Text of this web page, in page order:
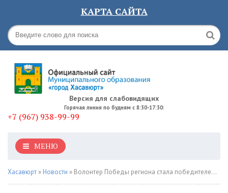
КАРТА САЙТА
Версия для слабовидящих
Горячая линия по будням с 8:30-17:30:
+7 (967) 938-99-99
МЕНЮ
Хасавюрт » Новости » Волонтер Победы региона стала победителем всероссийского конкурса «Доброволец года»